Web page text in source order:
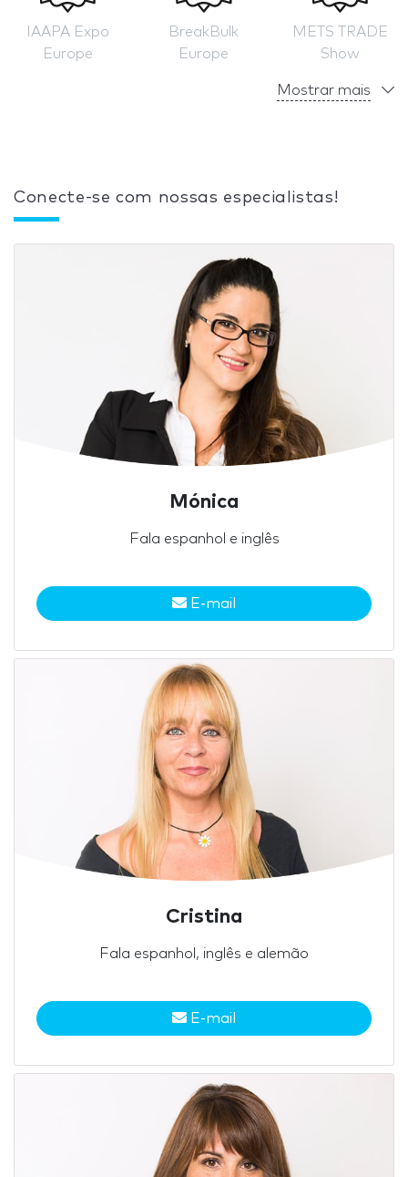
IAAPA Expo
Europe
BreakBulk
Europe
METS TRADE
Show
Mostrar mais
Conecte-se com nossas especialistas!
Mónica
Fala espanhol e inglês
E-mail
Cristina
Fala espanhol, inglês e alemão
E-mail